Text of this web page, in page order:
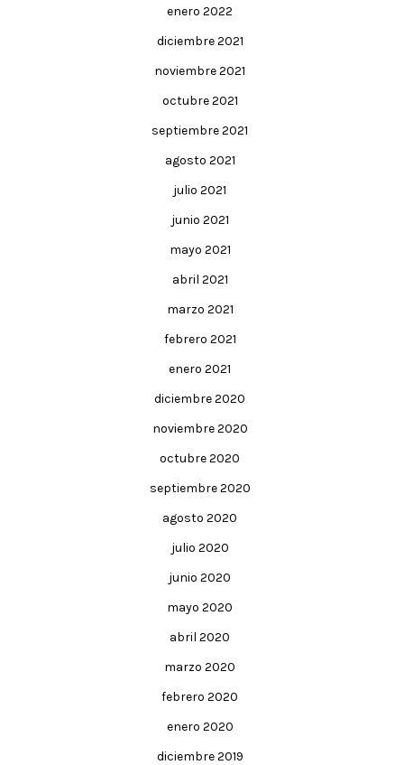
enero 2022
diciembre 2021
noviembre 2021
octubre 2021
septiembre 2021
agosto 2021
julio 2021
junio 2021
mayo 2021
abril 2021
marzo 2021
febrero 2021
enero 2021
diciembre 2020
noviembre 2020
octubre 2020
septiembre 2020
agosto 2020
julio 2020
junio 2020
mayo 2020
abril 2020
marzo 2020
febrero 2020
enero 2020
diciembre 2019